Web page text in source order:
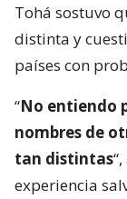
Tohá sostuvo
distinta y
países con
“No entiendo
nombres de
tan distintas
experiencia